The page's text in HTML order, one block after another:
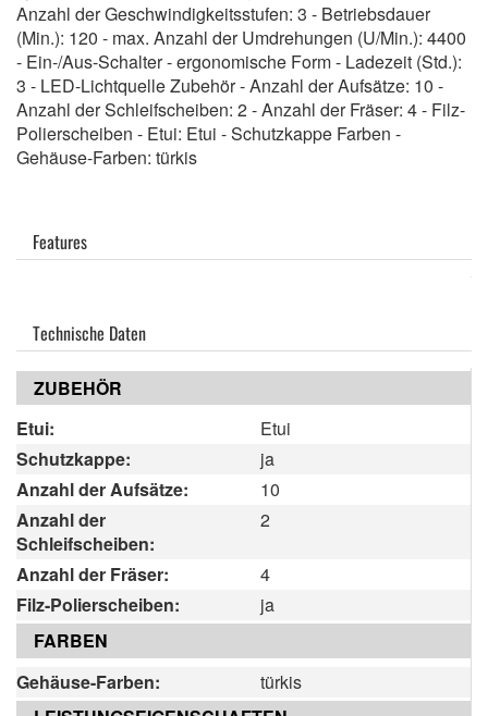
Anzahl der Geschwindigkeitsstufen: 3 - Betriebsdauer
(Min.): 120 - max. Anzahl der Umdrehungen (U/Min.): 4400
- Ein-/Aus-Schalter - ergonomische Form - Ladezeit (Std.):
3 - LED-Lichtquelle Zubehör - Anzahl der Aufsätze: 10 -
Anzahl der Schleifscheiben: 2 - Anzahl der Fräser: 4 - Filz-
Polierscheiben - Etui: Etui - Schutzkappe Farben -
Gehäuse-Farben: türkis
Features
Technische Daten
ZUBEHÖR
Etui:
Etui
Schutzkappe:
ja
Anzahl der Aufsätze:
10
Anzahl der
Schleifscheiben:
2
Anzahl der Fräser:
4
Filz-Polierscheiben:
ja
FARBEN
Gehäuse-Farben:
türkis